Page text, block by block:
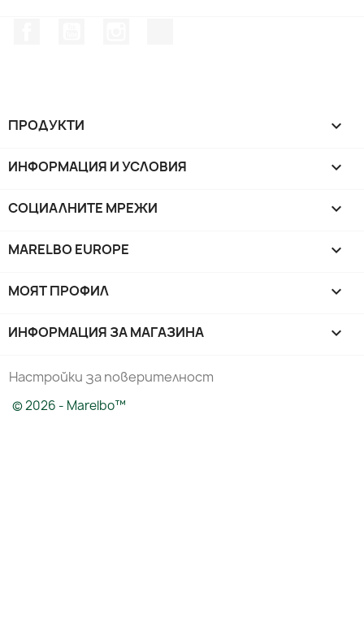
ПРОДУКТИ 
ИНФОРМАЦИЯ И УСЛОВИЯ 
СОЦИАЛНИТЕ МРЕЖИ 
MARELBO EUROPE 
МОЯТ ПРОФИЛ 
ИНФОРМАЦИЯ ЗА МАГАЗИНА keyboard_arrow_down
Настройки за поверителност
© 2026 - Marelbo™